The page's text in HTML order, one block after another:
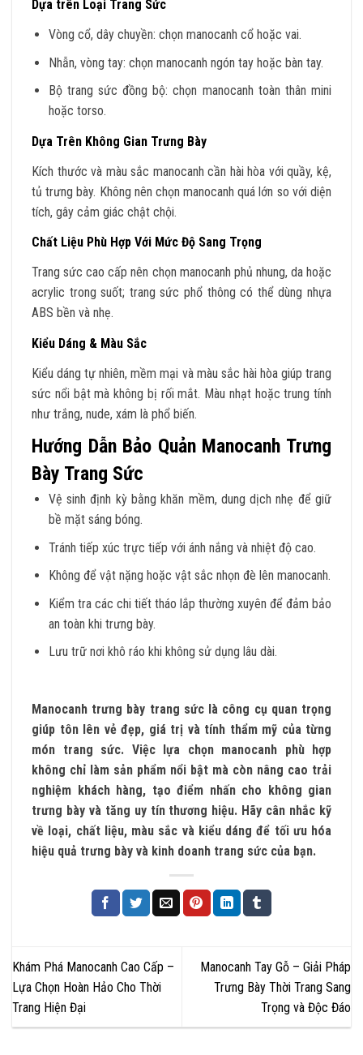
Dựa trên Loại Trang Sức
Vòng cổ, dây chuyền: chọn manocanh cổ hoặc vai.
Nhẫn, vòng tay: chọn manocanh ngón tay hoặc bàn tay.
Bộ trang sức đồng bộ: chọn manocanh toàn thân mini
hoặc torso.
Dựa Trên Không Gian Trưng Bày
Kích thước và màu sắc manocanh cần hài hòa với quầy, kệ,
tủ trưng bày. Không nên chọn manocanh quá lớn so với diện
tích, gây cảm giác chật chội.
Chất Liệu Phù Hợp Với Mức Độ Sang Trọng
Trang sức cao cấp nên chọn manocanh phủ nhung, da hoặc
acrylic trong suốt; trang sức phổ thông có thể dùng nhựa
ABS bền và nhẹ.
Kiểu Dáng & Màu Sắc
Kiểu dáng tự nhiên, mềm mại và màu sắc hài hòa giúp trang
sức nổi bật mà không bị rối mắt. Màu nhạt hoặc trung tính
như trắng, nude, xám là phổ biến.
Hướng Dẫn Bảo Quản Manocanh Trưng
Bày Trang Sức
Vệ sinh định kỳ bằng khăn mềm, dung dịch nhẹ để giữ
bề mặt sáng bóng.
Tránh tiếp xúc trực tiếp với ánh nắng và nhiệt độ cao.
Không để vật nặng hoặc vật sắc nhọn đè lên manocanh.
Kiểm tra các chi tiết tháo lắp thường xuyên để đảm bảo
an toàn khi trưng bày.
Lưu trữ nơi khô ráo khi không sử dụng lâu dài.
Manocanh trưng bày trang sức là công cụ quan trọng
giúp tôn lên vẻ đẹp, giá trị và tính thẩm mỹ của từng
món trang sức. Việc lựa chọn manocanh phù hợp
không chỉ làm sản phẩm nổi bật mà còn nâng cao trải
nghiệm khách hàng, tạo điểm nhấn cho không gian
trưng bày và tăng uy tín thương hiệu. Hãy cân nhắc kỹ
về loại, chất liệu, màu sắc và kiểu dáng để tối ưu hóa
hiệu quả trưng bày và kinh doanh trang sức của bạn.
Khám Phá Manocanh Cao Cấp –
Lựa Chọn Hoàn Hảo Cho Thời
Trang Hiện Đại
Manocanh Tay Gỗ – Giải Pháp
Trưng Bày Thời Trang Sang
Trọng và Độc Đáo